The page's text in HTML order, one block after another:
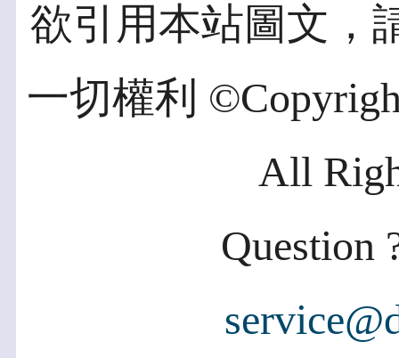
欲引用本站圖文，
一切權利
All
Question